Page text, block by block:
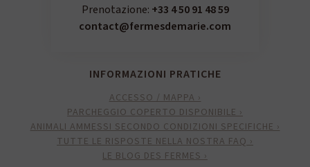
Prenotazione: +33 4 50 91 48 59
contact@fermesdemarie.com
INFORMAZIONI PRATICHE
ACCESSO / MAPPA ›
PARCHEGGIO COPERTO DISPONIBILE ›
ANIMALI AMMESSI SECONDO CONDIZIONI SPECIFICHE ›
TUTTE LE RISPOSTE NELLA NOSTRA FAQ ›
LE BLOG DES FERMES ›